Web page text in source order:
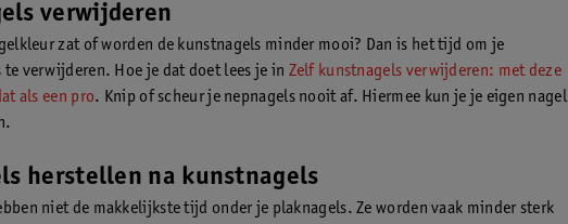
verwijderen
zat of worden de kunstnagels minder mooi? Dan is het tijd om je
te verwijderen. Hoe je dat doet lees je in Zelf kunstnagels verwijderen: met deze
als een pro. Knip of scheur je nepnagels nooit af. Hiermee kun je je eigen nagel
herstellen na kunstnagels
niet de makkelijkste tijd onder je plaknagels. Ze worden vaak minder sterk